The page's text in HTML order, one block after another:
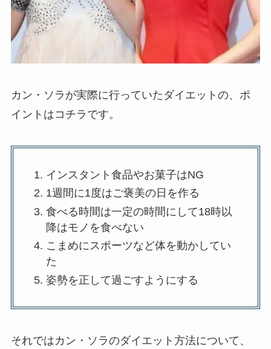
カン・ソラが実際に行っていたダイエットの、ポ
イントはコチラです。
インスタント食品やお菓子はNG
1週間に1度はご褒美の日を作る
食べる時間は一定の時間にして18時以
降はモノを食べない
こまめにスポーツなど体を動かしてい
た
姿勢を正して過ごすようにする
それではカン・ソラのダイエット方法について、